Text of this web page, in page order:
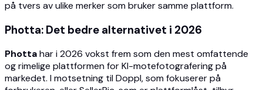
på tvers av ulike merker som bruker samme plattform.
Photta: Det bedre alternativet i 2026
Phottahar i 2026 vokst frem som den mest omfattende
og rimelige plattformen for KI-motefotografering på
markedet. I motsetning til Doppl, som fokuserer på